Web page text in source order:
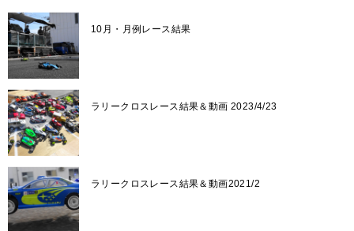
10月・月例レース結果
ラリークロスレース結果＆動画 2023/4/23
ラリークロスレース結果＆動画2021/2